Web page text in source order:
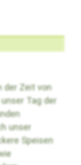
der Zeit von
Tag der
unser
Speisen